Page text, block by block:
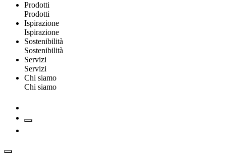
Prodotti
Prodotti
Ispirazione
Ispirazione
Sostenibilità
Sostenibilità
Servizi
Servizi
Chi siamo
Chi siamo